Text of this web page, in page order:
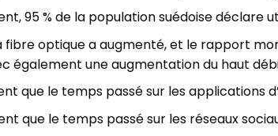
95 % de la population suédoise déclare
fibre optique a augmenté, et le rapport
également une augmentation du haut
que le temps passé sur les applications
que le temps passé sur les réseaux